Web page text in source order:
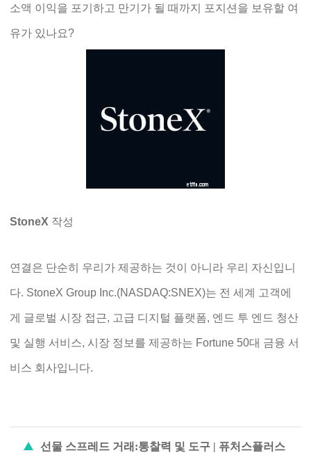
소액 이익을 포기하고 만기가 될 때까지 포지션을 보유할 여
유가 있나요?
StoneX 작성
연결은 단순히 우리가 제공하는 것이 아니라 우리 자신입니
다. StoneX Group Inc.(NASDAQ:SNEX)는 전 세계 고객에
게 글로벌 시장 접근, 고급 디지털 플랫폼, 엔드 투 엔드 청산
및 실행 서비스, 시장 정보를 제공하는 Fortune 50대 금융 서
비스 회사입니다.
선물 스프레드 거래:통찰력 및 도구 | 퓨처스플러스